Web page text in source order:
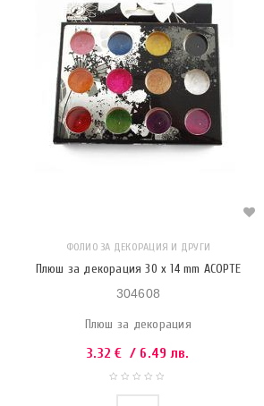
ФОЛИО ЗА ДЕКОРАЦИЯ И ДРУГИ
Плюш за декорация 30 x 14 mm АСОРТЕ
304608
Плюш за декорация
3.32€ / 6.49 лв.